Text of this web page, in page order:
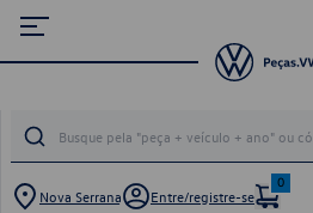
Nova Serrana Entre/registre-se
0